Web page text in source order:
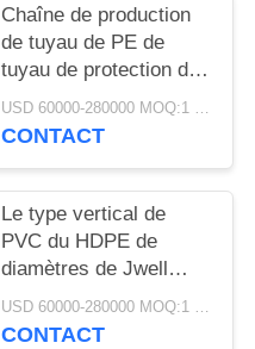
Chaîne de production
de tuyau de PE de
tuyau de protection de
fil électrique de Jwell
MPP machine de
USD 60000-280000 MOQ:1 jeu
CONTACT
Le type vertical de
PVC du HDPE de
diamètres de Jwell
200-1200mm/pp a
nervuré la machine de
USD 60000-280000 MOQ:1 jeu
CONTACT